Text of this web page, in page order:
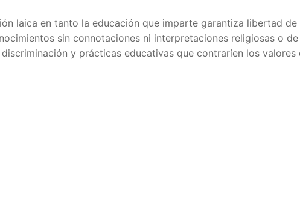
laica en tanto la educación que imparte garantiza libertad de
sin connotaciones ni interpretaciones religiosas o de
y prácticas educativas que contraríen los valores